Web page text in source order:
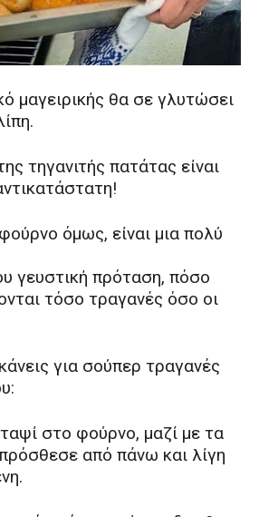
μαγειρικής θα σε γλυτώσει
τηγανιτής πατάτας είναι
όμως, είναι μια πολύ
γευστική πρόταση, πόσο
τόσο τραγανές όσο οι
για σούπερ τραγανές
στο φούρνο, μαζί με τα
από πάνω και λίγη